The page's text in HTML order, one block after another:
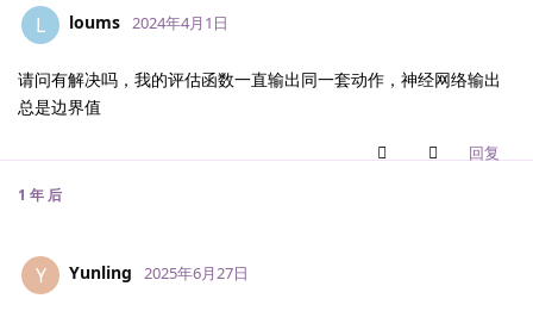
L loums 2024年4月1日
请问有解决吗，我的评估函数一直输出同一套动作，神经网络输出
总是边界值
回复
1 年 后
Y Yunling 2025年6月27日